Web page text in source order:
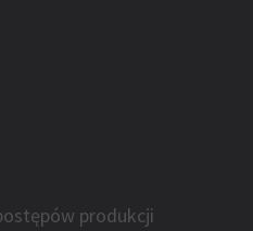
produkcji